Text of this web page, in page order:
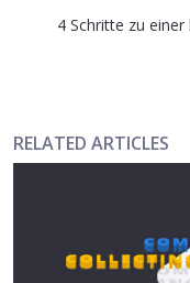
4 Schritte zu
RELATED ARTICLES